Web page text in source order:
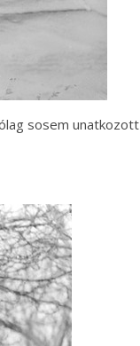
sosem unatkozott